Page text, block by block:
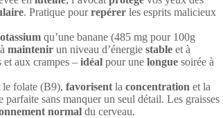
. Pratique pourrepérer les esprits malicieux
qu’une banane (485 mg pour 100g
à maintenir un niveau d’énergie stable et à
aux crampes – idéal pour une longue soirée à
folate (B9), favorisent la concentration et la
parfaite sans manquer un seul détail. Les graisses
normal du cerveau.